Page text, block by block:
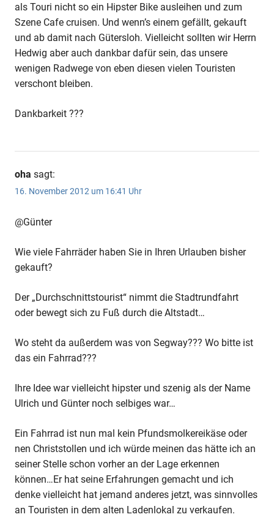
als Touri nicht so ein Hipster Bike ausleihen und zum
Szene Cafe cruisen. Und wenn’s einem gefällt, gekauft
und ab damit nach Gütersloh. Vielleicht sollten wir Herrn
Hedwig aber auch dankbar dafür sein, das unsere
wenigen Radwege von eben diesen vielen Touristen
verschont bleiben.
Dankbarkeit ???
oha sagt:
16. November 2012 um 16:41 Uhr
@Günter
Wie viele Fahrräder haben Sie in Ihren Urlauben bisher
gekauft?
Der „Durchschnittstourist“ nimmt die Stadtrundfahrt
oder bewegt sich zu Fuß durch die Altstadt…
Wo steht da außerdem was von Segway??? Wo bitte ist
das ein Fahrrad???
Ihre Idee war vielleicht hipster und szenig als der Name
Ulrich und Günter noch selbiges war…
Ein Fahrrad ist nun mal kein Pfundsmolkereikäse oder
nen Christstollen und ich würde meinen das hätte ich an
seiner Stelle schon vorher an der Lage erkennen
können…Er hat seine Erfahrungen gemacht und ich
denke vielleicht hat jemand anderes jetzt, was sinnvolles
an Touristen in dem alten Ladenlokal zu verkaufen.